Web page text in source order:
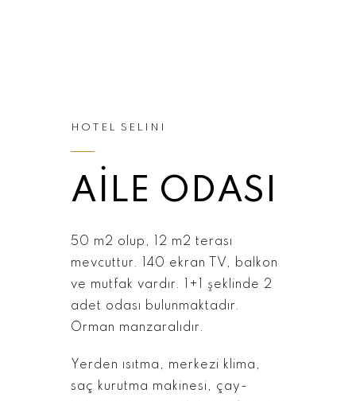
HOTEL SELINI
AİLE ODASI
50 m2 olup, 12 m2 terası
mevcuttur. 140 ekran TV, balkon
ve mutfak vardır. 1+1 şeklinde 2
adet odası bulunmaktadır.
Orman manzaralıdır.
Yerden ısıtma, merkezi klima,
saç kurutma makinesi, çay-